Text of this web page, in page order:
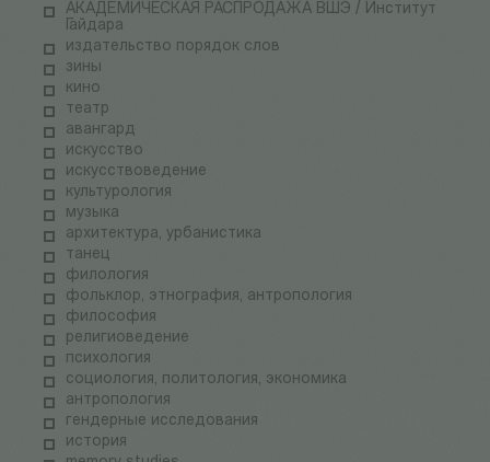
АКАДЕМИЧЕСКАЯ РАСПРОДАЖА ВШЭ / Институт
Гайдара
издательство порядок слов
зины
кино
театр
авангард
искусство
искусствоведение
культурология
музыка
архитектура, урбанистика
танец
филология
фольклор, этнография, антропология
философия
религиоведение
психология
социология, политология, экономика
антропология
гендерные исследования
история